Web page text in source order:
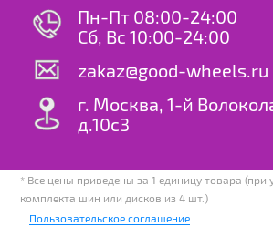
Пн-Пт 08:00-24:00
Сб, Вс 10:00-24:00
zakaz@good-wheels.ru
г. Москва, 1-й
д.10с3
* Все цены приведены за 1 единицу товара (при
комплекта шин или дисков из 4 шт.)
Пользовательское соглашение